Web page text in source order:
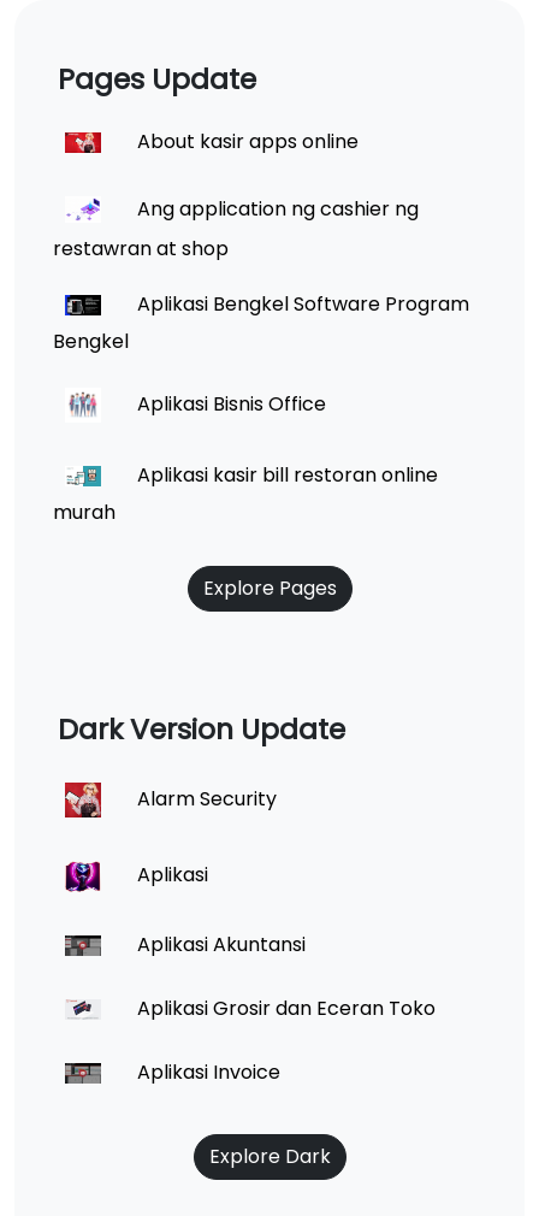
Pages Update
About kasir apps online
Ang application ng cashier ng
restawran at shop
Aplikasi Bengkel Software Program
Bengkel
Aplikasi Bisnis Office
Aplikasi kasir bill restoran online
murah
Explore Pages
Dark Version Update
Alarm Security
Aplikasi
Aplikasi Akuntansi
Aplikasi Grosir dan Eceran Toko
Aplikasi Invoice
Explore Dark